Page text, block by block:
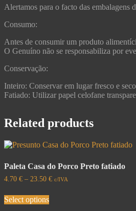
Alertamos para o facto das embalagens
Consumo:
Antes de consumir um produto
O Genuíno não se responsabiliza por
Conservação:
Inteiro: Conservar em lugar fresco e
Fatiado: Utilizar papel celofane
Related products
Paleta Casa do Porco Preto fatiado
4.70 € – 23.50 € c/IVA
Select options